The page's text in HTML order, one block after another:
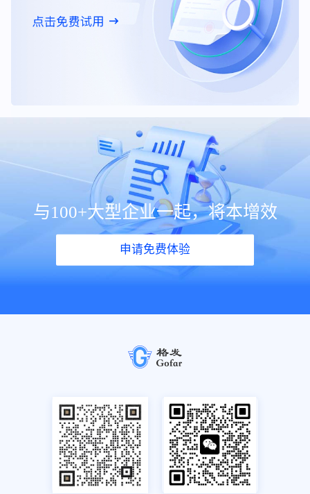
与100+大型企业一起，将本增效
申请免费体验